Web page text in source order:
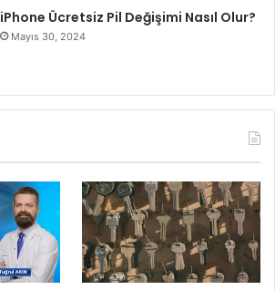
iPhone Ücretsiz Pil Değişimi Nasıl Olur?
Mayıs 30, 2024